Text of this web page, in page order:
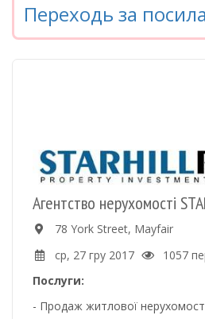
Переходь за
Агентство нерухомості
78 York Street, Mayfair
ср, 27 гру 2017
1057
Послуги:
- Продаж житлової